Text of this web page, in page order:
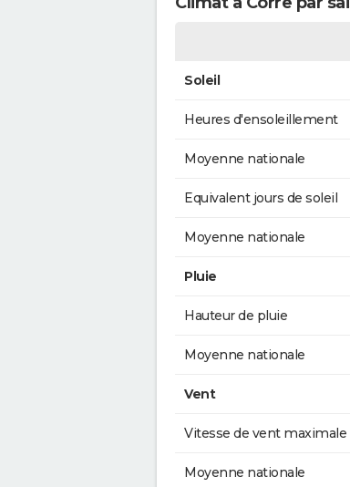
Soleil
Heures d'ensoleillement
Moyenne nationale
Equivalent jours de soleil
Moyenne nationale
Pluie
Hauteur de pluie
Moyenne nationale
Vent
Vitesse de vent maximale
Moyenne nationale